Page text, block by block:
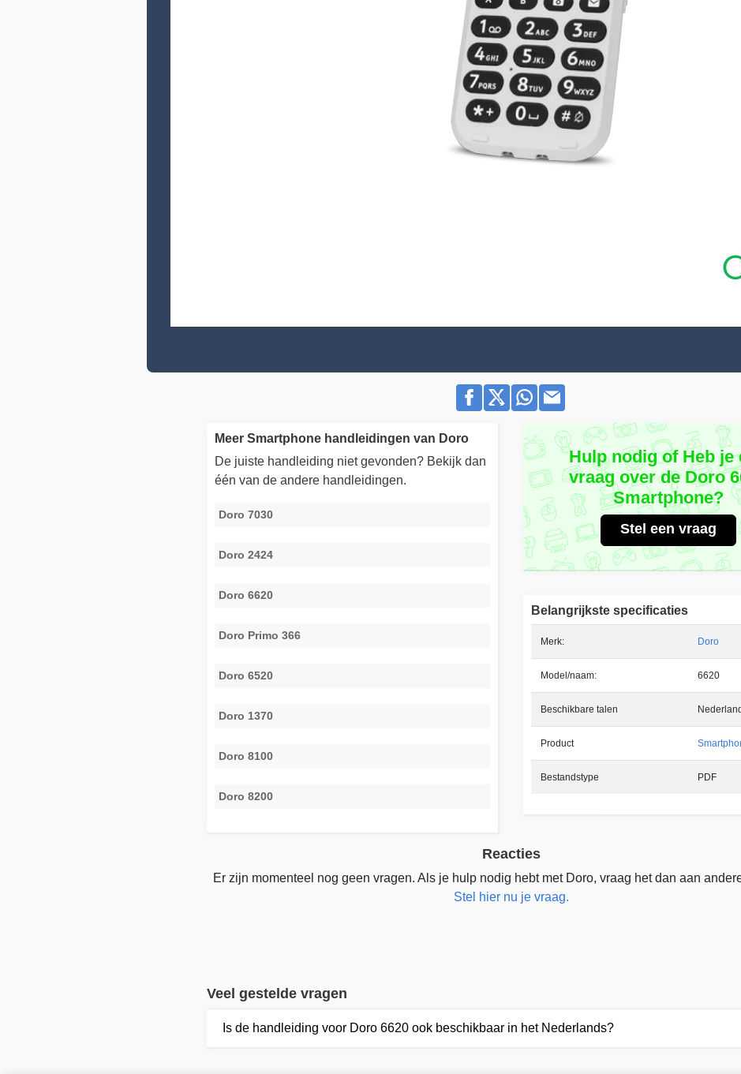
Hulp nodig of Heb je
vraag over de Doro
Smartphone?
Stel een vraag
Belangrijkste specificaties
Merk: Doro
Model/naam: 6620
Beschikbare talen
Product
Bestandstype PDF
Meer Smartphone handleidingen van Doro
De juiste handleiding niet gevonden? Bekijk dan
één van de andere handleidingen.
Doro 7030
Doro 2424
Doro 6620
Doro Primo 366
Doro 6520
Doro 1370
Doro 8100
Doro 8200
Reacties
Er zijn momenteel nog geen vragen. Als je hulp nodig hebt met Doro, vraag het dan aan
Stel hier nu je vraag.
Veel gestelde vragen
Is de handleiding voor Doro 6620 ook beschikbaar in het Nederlands?